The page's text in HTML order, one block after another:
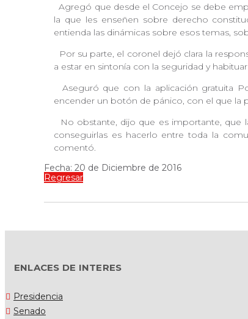
Agregó que desde el Concejo se debe
la que les enseñen sobre derecho
entienda las dinámicas sobre esos temas,
Por su parte, el coronel dejó clara la
a estar en sintonía con la seguridad y
Aseguró que con la aplicación gratuita
encender un botón de pánico, con el que la
No obstante, dijo que es importante, que
conseguirlas es hacerlo entre toda la
comentó.
Fecha: 20 de Diciembre de 2016
Regresar
ENLACES DE INTERES
Presidencia
Senado